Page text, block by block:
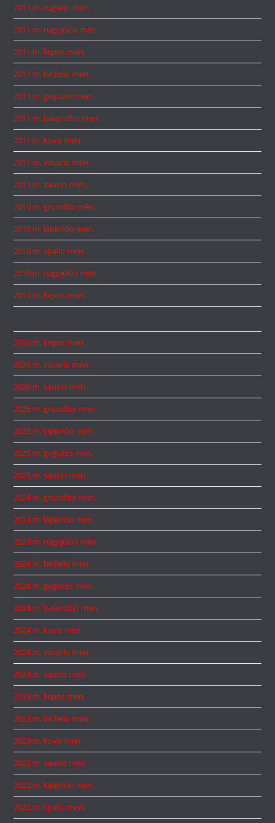
2011 m. rugsėjo mėn.
2011 m. rugpjūčio mėn.
2011 m. liepos mėn.
2011 m. birželio mėn.
2011 m. gegužės mėn.
2011 m. balandžio mėn.
2011 m. kovo mėn.
2011 m. vasario mėn.
2011 m. sausio mėn.
2010 m. gruodžio mėn.
2010 m. lapkričio mėn.
2010 m. spalio mėn.
2010 m. rugpjūčio mėn.
2010 m. liepos mėn.
2026 m. liepos mėn.
2026 m. vasario mėn.
2026 m. sausio mėn.
2025 m. gruodžio mėn.
2025 m. lapkričio mėn.
2025 m. gegužės mėn.
2025 m. sausio mėn.
2024 m. gruodžio mėn.
2024 m. lapkričio mėn.
2024 m. rugpjūčio mėn.
2024 m. birželio mėn.
2024 m. gegužės mėn.
2024 m. balandžio mėn.
2024 m. kovo mėn.
2024 m. vasario mėn.
2024 m. sausio mėn.
2023 m. liepos mėn.
2023 m. birželio mėn.
2023 m. kovo mėn.
2023 m. sausio mėn.
2022 m. lapkričio mėn.
2022 m. spalio mėn.